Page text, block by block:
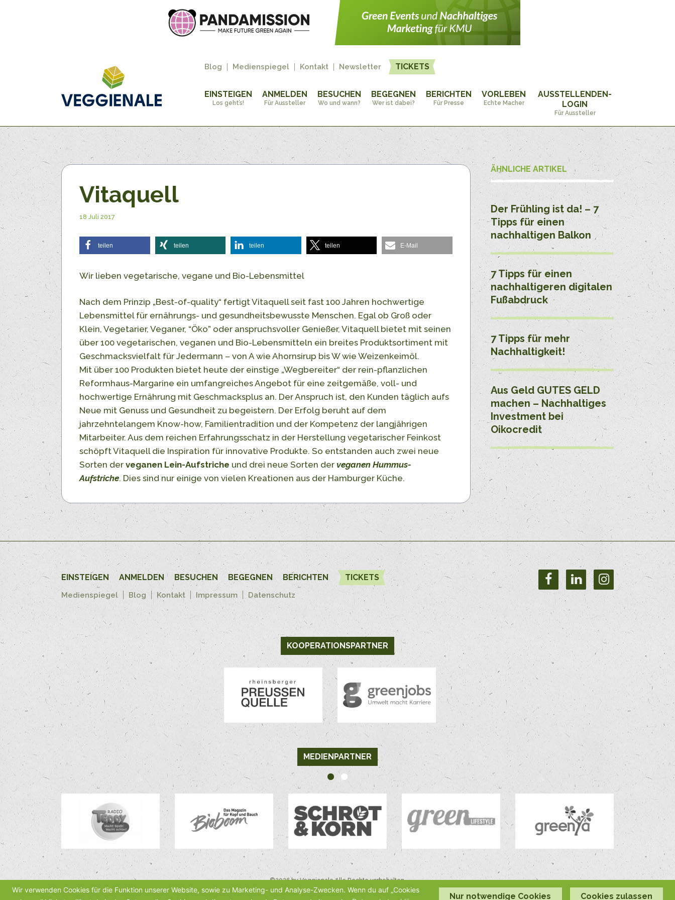
Wir verwenden Cookies für die Funktion unserer Website, sowie zu Marketing- und Analyse-Zwecken. Wenn du auf „Cookies
Nur notwendige Cookies Cookies zulassen
Blog Medienspiegel Kontakt Newsletter TICKETS
EINSTEIGEN
Los geht’s!
ANMELDEN
Für Aussteller
BESUCHEN
Wo und wann?
BEGEGNEN
Wer ist dabei?
BERICHTEN
Für Presse
VORLEBEN
Echte Macher
AUSSTELLENDEN-
LOGIN
Für Aussteller
Vitaquell
18 Juli 2017
teilen teilen teilen teilen E-Mail
Wir lieben vegetarische, vegane und Bio-Lebensmittel
Nach dem Prinzip „Best-of-quality“ fertigt Vitaquell seit fast 100 Jahren hochwertige
Lebensmittel für ernährungs- und gesundheitsbewusste Menschen. Egal ob Groß oder
Klein, Vegetarier, Veganer, “Öko” oder anspruchsvoller Genießer, Vitaquell bietet mit seinen
über 100 vegetarischen, veganen und Bio-Lebensmitteln ein breites Produktsortiment mit
Geschmacksvielfalt für Jedermann – von A wie Ahornsirup bis W wie Weizenkeimöl.
Mit über 100 Produkten bietet heute der einstige „Wegbereiter“ der rein-pflanzlichen
Reformhaus-Margarine ein umfangreiches Angebot für eine zeitgemäße, voll- und
hochwertige Ernährung mit Geschmacksplus an. Der Anspruch ist, den Kunden täglich aufs
Neue mit Genuss und Gesundheit zu begeistern. Der Erfolg beruht auf dem
jahrzehntelangem Know-how, Familientradition und der Kompetenz der langjährigen
Mitarbeiter. Aus dem reichen Erfahrungsschatz in der Herstellung vegetarischer Feinkost
schöpft Vitaquell die Inspiration für innovative Produkte. So entstanden auch zwei neue
Sorten der veganen Lein-Aufstriche und drei neue Sorten der veganen Hummus-
Aufstriche. Dies sind nur einige von vielen Kreationen aus der Hamburger Küche.
ÄHNLICHE ARTIKEL
Der Frühling ist da! – 7
Tipps für einen
nachhaltigen Balkon
7 Tipps für einen
nachhaltigeren digitalen
Fußabdruck
7 Tipps für mehr
Nachhaltigkeit!
Aus Geld GUTES GELD
machen – Nachhaltiges
Investment bei
Oikocredit
EINSTEIGEN ANMELDEN BESUCHEN BEGEGNEN BERICHTEN TICKETS
Medienspiegel Blog Kontakt Impressum Datenschutz
KOOPERATIONSPARTNER
MEDIENPARTNER
©2026 by Veggienale Alle Rechte vorbehalten.